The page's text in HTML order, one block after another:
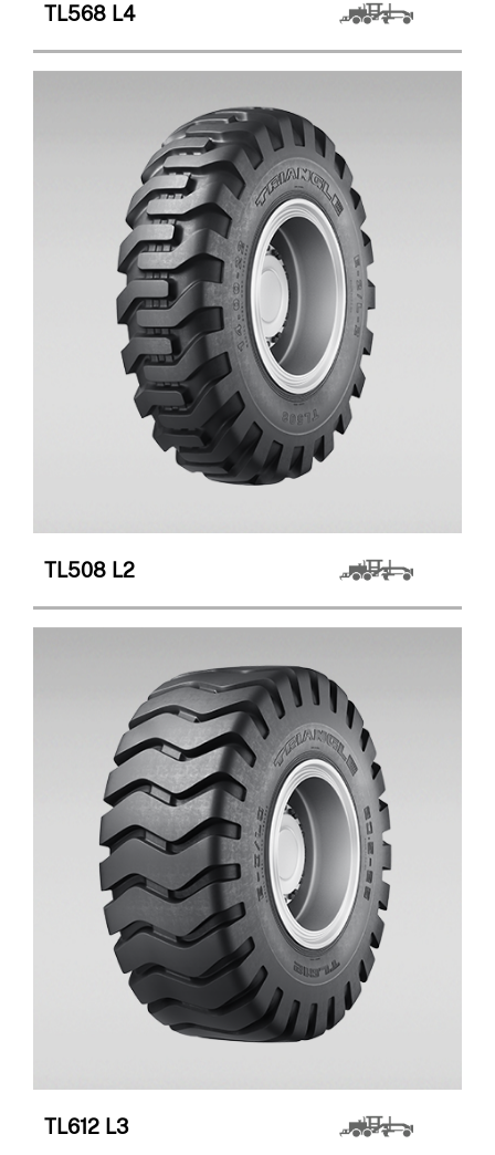
TL568 L4
TL508 L2
TL612 L3